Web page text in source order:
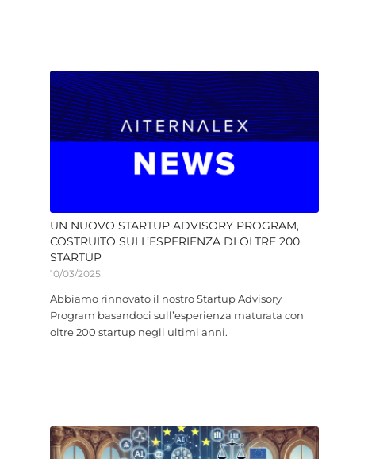
UN NUOVO STARTUP ADVISORY PROGRAM,
COSTRUITO SULL’ESPERIENZA DI OLTRE 200
STARTUP
10/03/2025
Abbiamo rinnovato il nostro Startup Advisory
Program basandoci sull’esperienza maturata con
oltre 200 startup negli ultimi anni.